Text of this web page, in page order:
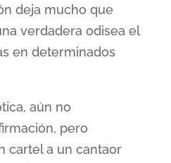
deja mucho que
verdadera odisea el
en determinados
aún no
pero
cartel a un cantaor